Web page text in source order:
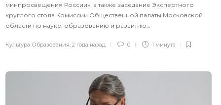
минпросвещения России», а также заседание Экспертного
круглого стола Комиссии Общественной палаты Московской
области по науке, образованию и развитию…
Культура Образования 2 года назад 0 1 минута